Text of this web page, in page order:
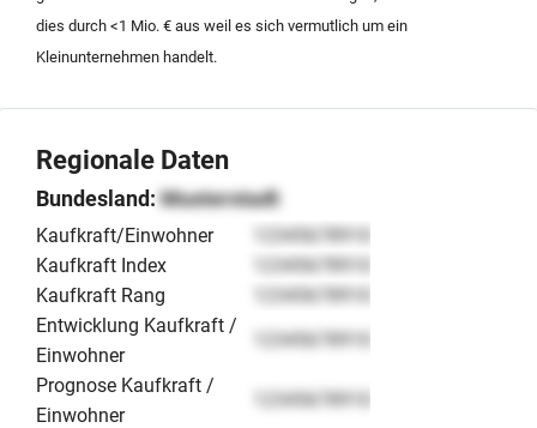
dies durch <1 Mio. € aus weil es sich vermutlich um ein
Kleinunternehmen handelt.
Regionale Daten
Bundesland:Musterstadt
Kaufkraft/Einwohner
12345678910
Kaufkraft Index
12345678910
Kaufkraft Rang
12345678910
Entwicklung Kaufkraft /
Einwohner
12345678910
Prognose Kaufkraft /
Einwohner
12345678910